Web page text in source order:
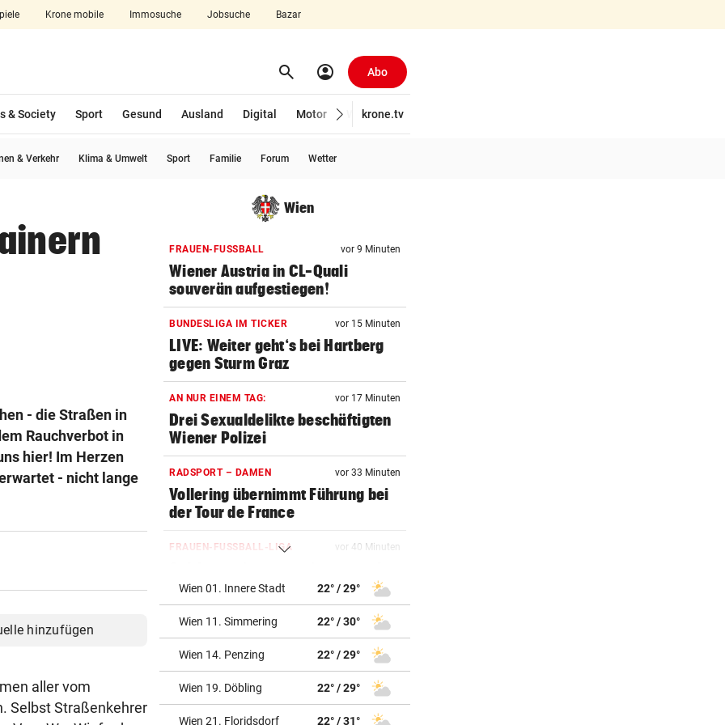
Krone mobile Immosuche Jobsuche Bazar
aufklappen search Suchen
account_circle Abo
& Society Sport Gesund Ausland Digital Motor Wirtschaft
krone.tv
& Verkehr Klima & Umwelt Sport Familie Forum Wetter
- die Straßen in
Rauchverbot in
hier! Im Herzen
- nicht lange
hinzufügen
aller vom
Selbst Straßenkehrer
Wien
FRAUEN-FUSSBALL vor 9 Minuten
Wiener Austria in CL-Quali
souverän aufgestiegen!
BUNDESLIGA IM TICKER vor 15 Minuten
LIVE: Weiter geht‘s bei Hartberg
gegen Sturm Graz
AN NUR EINEM TAG: vor 17 Minuten
Drei Sexualdelikte beschäftigten
Wiener Polizei
RADSPORT – DAMEN vor 33 Minuten
Vollering übernimmt Führung bei
der Tour de France
FRAUEN-FUSSBALL-LIGA vor 40 Minuten
ihr zweites Match
AUCH BEI IHNEN? vor einer Stunde
Neuer Skandal! ORF dreht 64.000
Gebührenzahlern ab
„WIR MÜSSEN HANDELN“ vor einer Stunde
Pensionslücke: SPÖ nimmt
Wien 01. Innere Stadt 22° / 29°
Wien 11. Simmering 22° / 30°
Wien 14. Penzing 22° / 29°
Wien 19. Döbling 22° / 29°
Wien 21. Floridsdorf 22° / 31°